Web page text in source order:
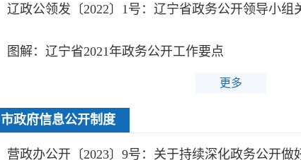
图解：辽宁省2021年政务公开工作要点
更多
市政府信息公开制度